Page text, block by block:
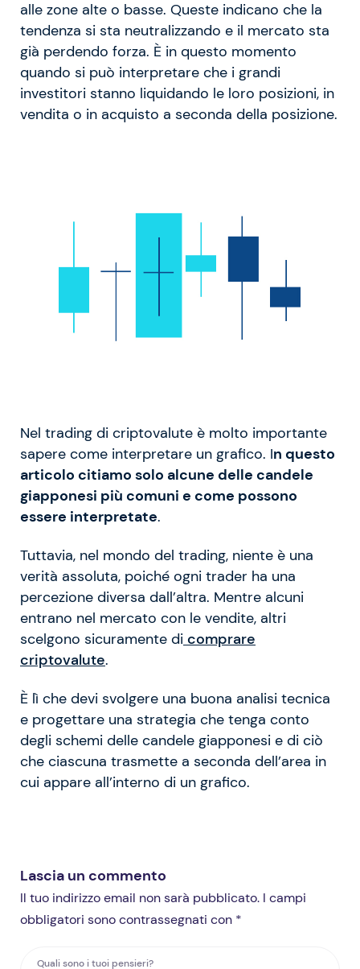
alle zone alte o basse. Queste indicano che la
tendenza si sta neutralizzando e il mercato sta
già perdendo forza. È in questo momento
quando si può interpretare che i grandi
investitori stanno liquidando le loro posizioni, in
vendita o in acquisto a seconda della posizione.
Nel trading di criptovalute è molto importante
sapere come interpretare un grafico. In questo
articolo citiamo solo alcune delle candele
giapponesi più comuni e come possono
essere interpretate.
Tuttavia, nel mondo del trading, niente è una
verità assoluta, poiché ogni trader ha una
percezione diversa dall’altra. Mentre alcuni
entrano nel mercato con le vendite, altri
scelgono sicuramente di comprare
criptovalute.
È lì che devi svolgere una buona analisi tecnica
e progettare una strategia che tenga conto
degli schemi delle candele giapponesi e di ciò
che ciascuna trasmette a seconda dell’area in
cui appare all’interno di un grafico.
Lascia un commento
Il tuo indirizzo email non sarà pubblicato. I campi
obbligatori sono contrassegnati con *